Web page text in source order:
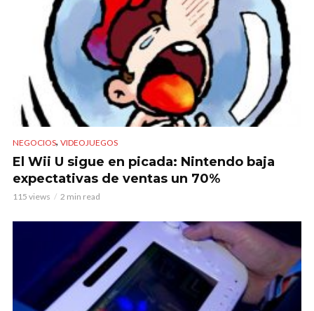
NEGOCIOS, VIDEOJUEGOS
El Wii U sigue en picada: Nintendo baja
expectativas de ventas un 70%
115 views 2 min read